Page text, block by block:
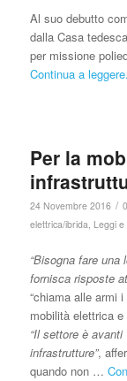
Al suo debutto
dalla Casa
per missione
Continua a
Per la
24 Novembre 2016 /
elettrica/ibrida, Leggi
“Bisogna fare
fornisca risposte
“chiama alle armi
mobilità elettrica
“Il settore è
infrastrutture”,
quando non …